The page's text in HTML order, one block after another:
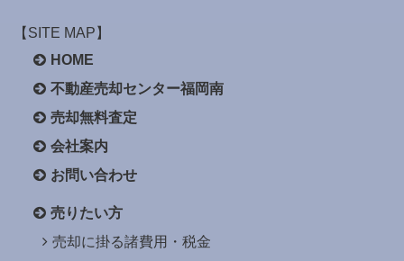
【SITE MAP】
HOME
不動産売却センター福岡南
売却無料査定
会社案内
お問い合わせ
売りたい方
売却に掛る諸費用・税金